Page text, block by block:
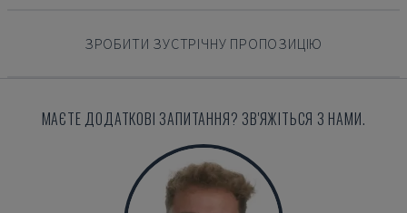
ЗРОБИТИ ЗУСТРІЧНУ ПРОПОЗИЦІЮ
МАЄТЕ ДОДАТКОВІ ЗАПИТАННЯ? ЗВ'ЯЖІТЬСЯ З НАМИ.